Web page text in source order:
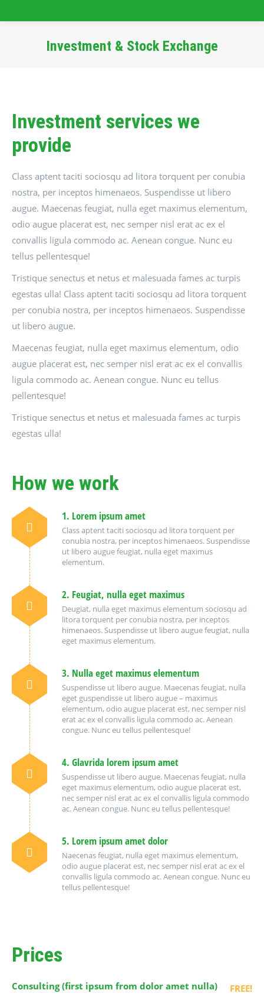
Investment & Stock Exchange
Investment services we
provide
Class aptent taciti sociosqu ad litora torquent per conubia
nostra, per inceptos himenaeos. Suspendisse ut libero
augue. Maecenas feugiat, nulla eget maximus elementum,
odio augue placerat est, nec semper nisl erat ac ex el
convallis ligula commodo ac. Aenean congue. Nunc eu
tellus pellentesque!
Tristique senectus et netus et malesuada fames ac turpis
egestas ulla! Class aptent taciti sociosqu ad litora torquent
per conubia nostra, per inceptos himenaeos. Suspendisse
ut libero augue.
Maecenas feugiat, nulla eget maximus elementum, odio
augue placerat est, nec semper nisl erat ac ex el convallis
ligula commodo ac. Aenean congue. Nunc eu tellus
pellentesque!
Tristique senectus et netus et malesuada fames ac turpis
egestas ulla!
How we work
1. Lorem ipsum amet
Class aptent taciti sociosqu ad litora torquent per
conubia nostra, per inceptos himenaeos. Suspendisse
ut libero augue feugiat, nulla eget maximus
elementum.
2. Feugiat, nulla eget maximus
Deugiat, nulla eget maximus elementum sociosqu ad
litora torquent per conubia nostra, per inceptos
himenaeos. Suspendisse ut libero augue feugiat, nulla
eget maximus elementum.
3. Nulla eget maximus elementum
Suspendisse ut libero augue. Maecenas feugiat, nulla
eget guspendisse ut libero augue – maximus
elementum, odio augue placerat est, nec semper nisl
erat ac ex el convallis ligula commodo ac. Aenean
congue. Nunc eu tellus pellentesque!
4. Glavrida lorem ipsum amet
Suspendisse ut libero augue. Maecenas feugiat, nulla
eget maximus elementum, odio augue placerat est,
nec semper nisl erat ac ex el convallis ligula commodo
ac. Aenean congue. Nunc eu tellus pellentesque!
5. Lorem ipsum amet dolor
Naecenas feugiat, nulla eget maximus elementum,
odio augue placerat est, nec semper nisl erat ac ex el
convallis ligula commodo ac. Aenean congue. Nunc eu
tellus pellentesque!
Prices
Consulting (first ipsum from dolor amet nulla) FREE!